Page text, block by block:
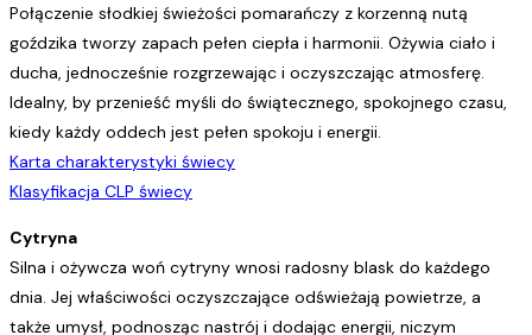
Połączenie słodkiej świeżości pomarańczy z korzenną nutą
goździka tworzy zapach pełen ciepła i harmonii. Ożywia ciało i
ducha, jednocześnie rozgrzewając i oczyszczając atmosferę.
Idealny, by przenieść myśli do świątecznego, spokojnego czasu,
kiedy każdy oddech jest pełen spokoju i energii.
Karta charakterystyki świecy
Klasyfikacja CLP świecy
Cytryna
Silna i ożywcza woń cytryny wnosi radosny blask do każdego
dnia. Jej właściwości oczyszczające odświeżają powietrze, a
także umysł, podnosząc nastrój i dodając energii, niczym